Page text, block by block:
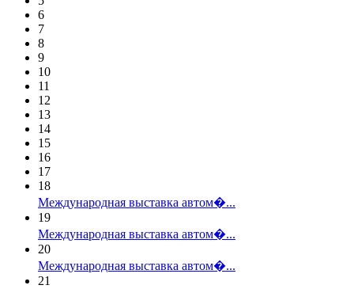
6
7
8
9
10
11
12
13
14
15
16
17
18
Международная выставка автом�...
19
Международная выставка автом�...
20
Международная выставка автом�...
21